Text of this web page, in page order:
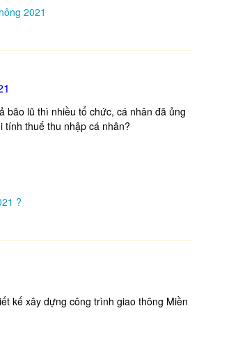
2021
bão lũ thì nhiều tổ chức, cá nhân đã ủng
tính thuế thu nhập cá nhân?
?
kế xây dựng công trình giao thông Miền